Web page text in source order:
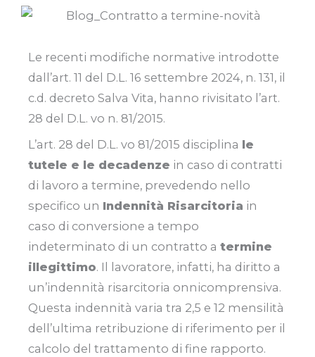
Le recenti modifiche normative introdotte
dall’art. 11 del D.L. 16 settembre 2024, n. 131, il
c.d. decreto Salva Vita, hanno rivisitato l’art.
28 del D.L. vo n. 81/2015.
L’art. 28 del D.L. vo 81/2015 disciplina le
tutele e le decadenze in caso di contratti
di lavoro a termine, prevedendo nello
specifico un Indennità Risarcitoria in
caso di conversione a tempo
indeterminato di un contratto a termine
illegittimo. Il lavoratore, infatti, ha diritto a
un’indennità risarcitoria onnicomprensiva.
Questa indennità varia tra 2,5 e 12 mensilità
dell’ultima retribuzione di riferimento per il
calcolo del trattamento di fine rapporto.